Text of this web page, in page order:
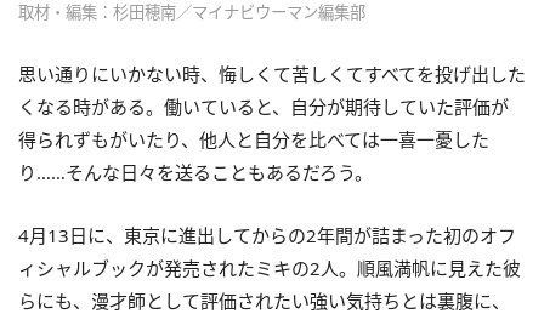
取材・編集：杉田穂南／マイナビウーマン編集部
思い通りにいかない時、悔しくて苦しくてすべてを投げ出した
くなる時がある。働いていると、自分が期待していた評価が
得られずもがいたり、他人と自分を比べては一喜一憂した
り……そんな日々を送ることもあるだろう。
4月13日に、東京に進出してからの2年間が詰まった初のオフ
ィシャルブックが発売されたミキの2人。順風満帆に見えた彼
らにも、漫才師として評価されたい強い気持ちとは裏腹に、